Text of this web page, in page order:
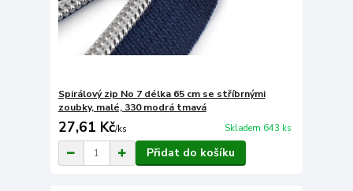
Spirálový zip No 7 délka 65 cm se stříbrnými
zoubky, malé, 330 modrá tmavá
27,61 Kč/ks Skladem 643 ks
Přidat do košíku